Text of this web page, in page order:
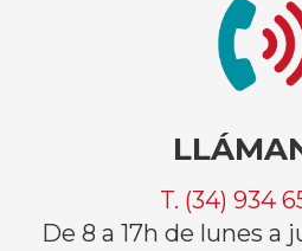
T. (34) 934
De 8 a 17h de lunes a